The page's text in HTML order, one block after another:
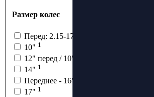
Размер колес
Перед: 2.15-17, Зад: 3.5-17
10" 1
12" перед / 10" зад
14" 1
Переднее - 16", заднее - 14"
17" 1